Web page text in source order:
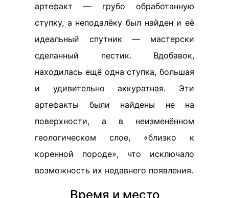
артефакт — грубо обработанную
ступку, а неподалёку был найден и её
идеальный спутник — мастерски
сделанный пестик. Вдобавок,
находилась ещё одна ступка, большая
и удивительно аккуратная. Эти
артефакты были найдены не на
поверхности, а в неизменённом
геологическом слое, «близко к
коренной породе», что исключало
возможность их недавнего появления.
Время и место